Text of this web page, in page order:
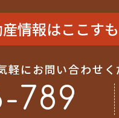
情報はここす
軽にお問い合わせく
789